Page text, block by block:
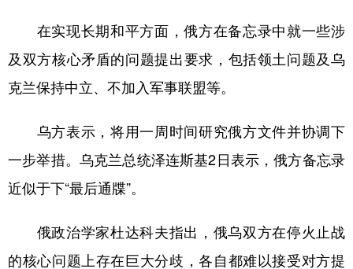
在实现长期和平方面，俄方在备忘录中就一些涉
及双方核心矛盾的问题提出要求，包括领土问题及乌
克兰保持中立、不加入军事联盟等。
乌方表示，将用一周时间研究俄方文件并协调下
一步举措。乌克兰总统泽连斯基2日表示，俄方备忘录
近似于下“最后通牒”。
俄政治学家杜达科夫指出，俄乌双方在停火止战
的核心问题上存在巨大分歧，各自都难以接受对方提